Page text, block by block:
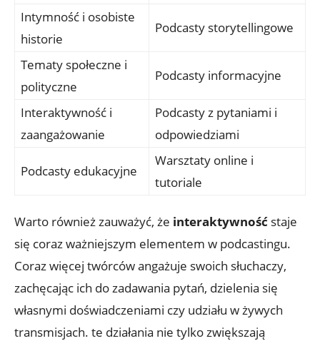
Intymność i osobiste
historie
Podcasty storytellingowe
Tematy społeczne i
polityczne
Podcasty informacyjne
Interaktywność i
zaangażowanie
Podcasty z pytaniami i
odpowiedziami
Podcasty edukacyjne
Warsztaty online i
tutoriale
Warto również zauważyć, że interaktywność staje
się coraz ważniejszym elementem w podcastingu.
Coraz więcej twórców angażuje swoich słuchaczy,
zachęcając ich do zadawania pytań, dzielenia się
własnymi doświadczeniami czy udziału w żywych
transmisjach. te działania nie tylko zwiększają